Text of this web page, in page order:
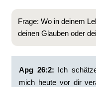
Frage: Wo in deinem
deinen Glauben oder
Apg 26:2: ‭Ich
mich heute vor dir